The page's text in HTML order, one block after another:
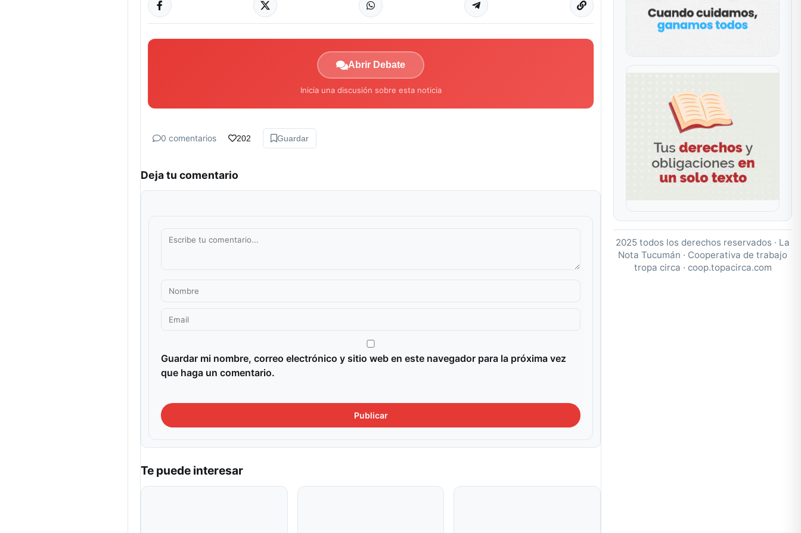
Abrir Debate
Inicia una discusión sobre esta noticia
0 comentarios 202 Guardar
Deja tu comentario
Guardar mi nombre, correo electrónico y sitio web en este navegador para la próxima vez
que haga un comentario.
Te puede interesar
2025 todos los derechos reservados · La
Nota Tucumán · Cooperativa de trabajo
tropa circa · coop.topacirca.com